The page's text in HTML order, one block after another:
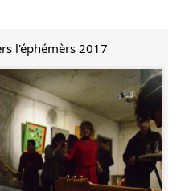
l'éphémèrs 2017